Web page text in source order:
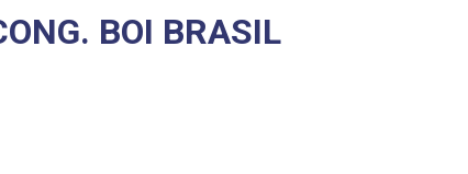
BOI BRASIL